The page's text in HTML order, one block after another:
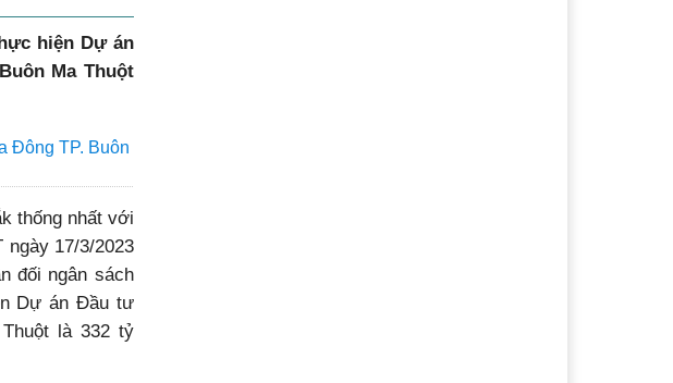
hiện Dự án
Ma Thuột
TP. Buôn
thống nhất với
ngày 17/3/2023
đối ngân sách
Dự án Đầu tư
là 332 tỷ